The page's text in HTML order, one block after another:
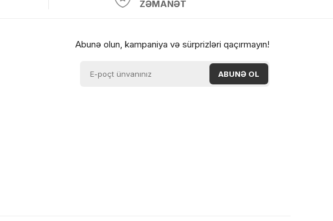
ZƏMANƏT
Abunə olun, kampaniya və sürprizləri qaçırmayın!